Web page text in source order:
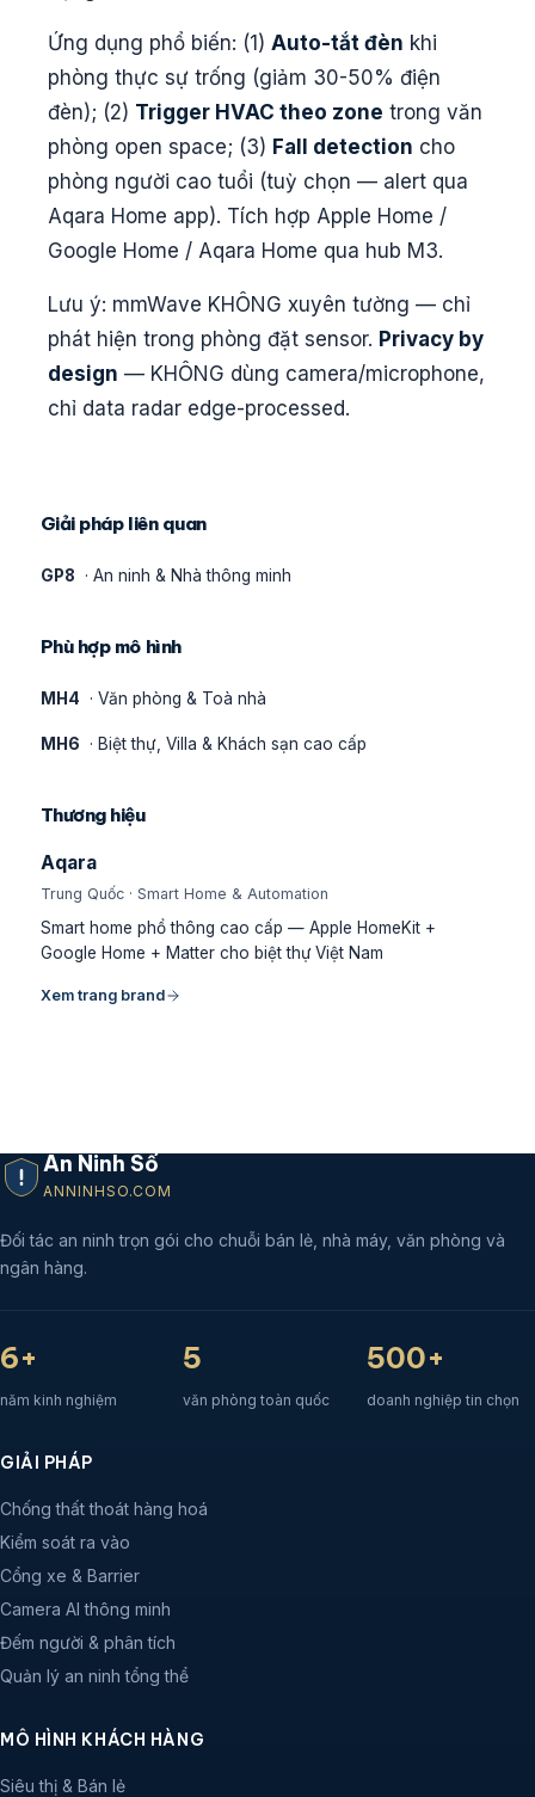
Ứng dụng phổ biến: (1) Auto-tắt đèn khi
phòng thực sự trống (giảm 30-50% điện
đèn); (2) Trigger HVAC theo zone trong văn
phòng open space; (3) Fall detection cho
phòng người cao tuổi (tuỳ chọn — alert qua
Aqara Home app). Tích hợp Apple Home /
Google Home / Aqara Home qua hub M3.
Lưu ý: mmWave KHÔNG xuyên tường — chỉ
phát hiện trong phòng đặt sensor. Privacy by
design — KHÔNG dùng camera/microphone,
chỉ data radar edge-processed.
Giải pháp liên quan
GP8 · An ninh & Nhà thông minh
Phù hợp mô hình
MH4 · Văn phòng & Toà nhà
MH6 · Biệt thự, Villa & Khách sạn cao cấp
Thương hiệu
Aqara
Trung Quốc · Smart Home & Automation
Smart home phổ thông cao cấp — Apple HomeKit +
Google Home + Matter cho biệt thự Việt Nam
Xem trang brand
An Ninh Số
ANNINHSO.COM
Đối tác an ninh trọn gói cho chuỗi bán lẻ, nhà máy, văn phòng và
ngân hàng.
6+
năm kinh nghiệm
5
văn phòng toàn quốc
500+
doanh nghiệp tin chọn
GIẢI PHÁP
Chống thất thoát hàng hoá
Kiểm soát ra vào
Cổng xe & Barrier
Camera AI thông minh
Đếm người & phân tích
Quản lý an ninh tổng thể
MÔ HÌNH KHÁCH HÀNG
Siêu thị & Bán lẻ